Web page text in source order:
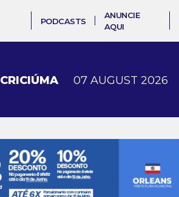
PODCASTS
ANUNCIE
AQUI
CRICIÚMA 07 AUGUST 2026